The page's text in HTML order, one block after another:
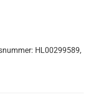
HL00299589,